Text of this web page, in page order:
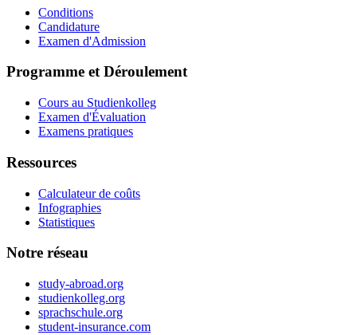
Conditions
Candidature
Examen d'Admission
Programme et Déroulement
Cours au Studienkolleg
Examen d'Évaluation
Examens pratiques
Ressources
Calculateur de coûts
Infographies
Statistiques
Notre réseau
study-abroad.org
studienkolleg.org
sprachschule.org
student-insurance.com